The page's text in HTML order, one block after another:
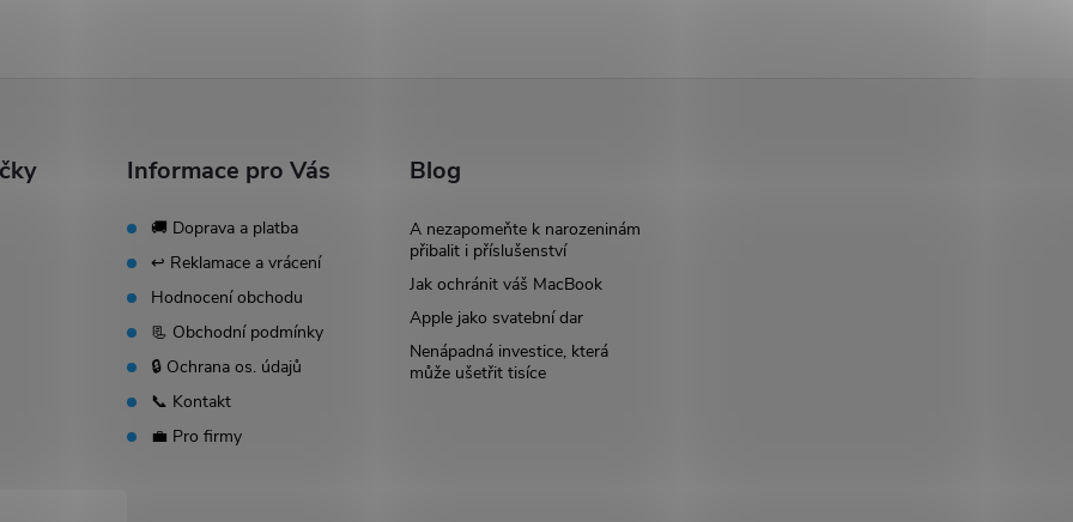
Informace pro Vás
🚚 Doprava a platba
↩️ Reklamace a vrácení
Hodnocení obchodu
📃 Obchodní podmínky
🔒 Ochrana os. údajů
📞 Kontakt
💼 Pro firmy
Blog
A nezapomeňte k narozeninám
přibalit i příslušenství
Jak ochránit váš MacBook
Apple jako svatební dar
Nenápadná investice, která
může ušetřit tisíce